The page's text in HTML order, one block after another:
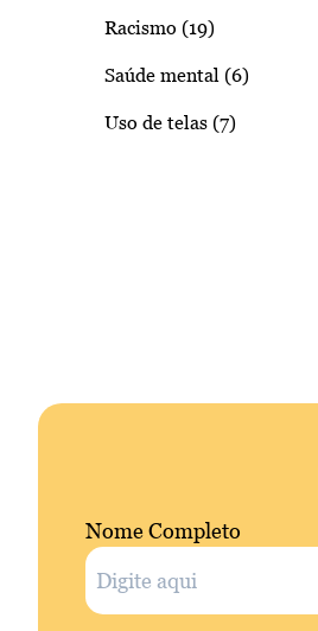
Racismo (19)
Saúde mental (6)
Uso de telas (7)
Nome Completo